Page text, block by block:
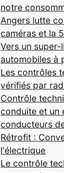
notre
Angers lutte
caméras et la
Vers un
automobiles à
Les contrôles
vérifiés par
Contrôle
conduite et un
conducteurs
Rétrofit :
l'électrique
Le contrôle